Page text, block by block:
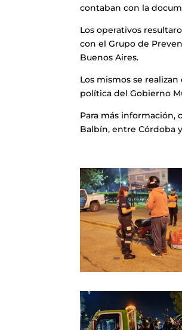
contaban con la
Los operativos
con el Grupo de
Buenos Aires.
Los mismos se
política del Gobierno
Para más información,
Balbín, entre Córdoba